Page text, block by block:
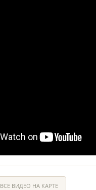
ВСЕ ВИДЕО НА КАРТЕ